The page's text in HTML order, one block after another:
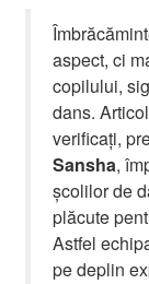
aspect, ci
copilului,
dans.
verificați,
Sansha,
școlilor de
plăcute
Astfel
pe deplin